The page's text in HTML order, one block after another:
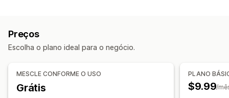
Fluxos de trabalho automatizados
Portal do cliente
Gerenciamento de pedidos
Atualizações de status
Filtragem
Tags de pedidos
Processamento de pedidos
Lógica condicional
Preços
Escolha o plano ideal para o negócio.
MESCLE CONFORME O USO
Grátis
PLANO
$9.99/